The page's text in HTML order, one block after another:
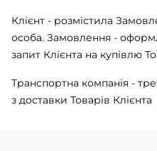
Клієнт - розмістила
особа. Замовлення -
запит Клієнта на купівлю
Транспортна компанія -
з доставки Товарів Клієнта